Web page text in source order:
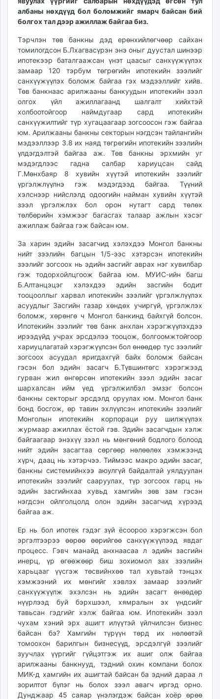
asu.mn
shudarga.mn
shuurhai.mn
unuudur.mn
isee.mn
mglradio.com
fact.mn
itoim.mn
tumen.mn
shuum.mn
times.mn
tvmongolia.mn
mass.mn
unegui.mn
assa.mn
toim.mn
tac.mn
paparazzi.mn
албаны нөхдүүд бол боломжийг ямарч байсан бий
болгох тал дээр ажиллаж байгаа биз.
Тэрчлэн төв банкны дэд ерөнхийлөгчөөр сайхан
томилогдсон Б.Лхагвасүрэн энэ оныг дуустал шинээр
ипотекээр баталгаажсан үнэт цаасыг санхүүжүүлэх
замаар 120 тэрбум төгрөгийн ипотекийн зээлийг
санхүүжүүлэх боломж байгаа гэх мэдээллийг хийв.
Төв банкнаас арилжааны банкуудын ипотекийн зээл
олгох үйл ажиллагаанд шалгалт хийхтэй
холбоотойгоор наймдугаар сард ипотекийн
санхүүжилтийг түр хугацаагаар зогсоосон гэж байгаа
юм. Арилжааны банкны секторын нэгдсэн тайлангийн
мэдээллээр 3.8 их наяд төгрөгийн ипотекийн зээлийн
үлдэгдэлтэй байгаа аж. Төв банкны эрхмийн уг
мэдэгдлээс гадна салбар хариуцсан сайд
Г.Мөнхбаяр 8 хувийн хүүтэй ипотекийн зээлийг
үргэлжлүүлнэ гэж мэдэгдээд байгаа. Түүний
хэлснээр нийслэлд одоогийн найман хувийн хүүтэй
зээл үргэлжлэх бол орон нутагт сард төлөх
төлбөрийн хэмжээг багасгах талаар ажлын хэсэг
ажиллаж байгаа гэж байсан юм.
За харин эдийн засагчид хэлэхдээ Монгол банкны
нийт зээлийн багцын 1/5-ээс хэтэрсэн ипотекийн
зээлийг зогсоох нь эдийн засгийг аврах нэг хувилбар
гэж тодорхойлцгоож байгаа юм. МУИС-ийн багш
Б.Алтанцэцэг хэлэхдээ эдийн засгийн бодит
тооцооллыг харвал ипотекийн зээлийг үргэлжлүүлэх
асуудлыг Засгийн газар хөндөх учиргүй, үргэлжлэх
боломж, хөрөнгө ч Монгол банкинд байхгүй болсон.
Ипотекийн зээлийг төв банк анхлан хэрэгжүүлэхдээ
ирээдүйд учрах эрсдэлээ тооцож, болгоомжтойгоор
хариуцлагатай хэрэгжүүлсэн бол өнөөдөр тус зээлийг
зогсоох асуудал яригдахгүй байх боломж байсан
гэсэн бол эдийн засагч Б.Түвшинтөгс хэрэгжээд
гурван жил өнгөрсөн ипотекийн зээл эдийн засаг
шархалсан ийм үед үргэлжилбэл эмзэг болсон
банкны секторыг эрсдэлд оруулах юм. Монгол банк
бонд босгож, өр тавин эхлүүлсэн ипотекийн зээлийг
Монголын ипотекийн корпораци руу шилжүүлэх
журмаар ажиллах ёстой гэв. Эдийн засагчдын хэлж
байгаагаар энэхүү зээл нь мөнгөний бодлого болоод
нийт эдийн засагтаа сөргөөр нөлөөлөх хэмжээнд
хүрч, даац нь хэтэрчээ. Тиймээс макро эдийн засаг,
банкны системийнхээ аюулгүй байдалтай уялдуулан
ипотекийн зээлийг сааруулах, түр зогсоох гарц нь
эдийн засгийнхаа хувьд хамгийн зөв зам гэсэн
нэгдсэн ойлголцолд олон эдийн засагчид хүрээд
байгаа аж.
Ер нь бол ипотек гэдэг зүй ёсоороо хэрэгжсэн бол
эргэлтээрээ өөрөө өөрийгөө санхүүжүүлээд явдаг
процесс. Гэвч манайд анхнаасаа л эдийн засгийн
инерц, үр өгөөжөөр биш зохиомол зах зээлийн
харьцааг үүсгэж төсвийнхөө тал хувьтай тэнцэх
хэмжээний их мөнгийг хэвлэх замаар зээлийг
санхүүжүүлж эхэлсэн нь эдийн засагт өнөөдөр
нүүрлээд буй бэрхшээл, хямралын эх үндсийг
тавьсан гэдгийг хэлж байгаа юм. Ипотекийн зээл
чухам хэний эрх ашигт илүүтэй үйлчилсэн бизнес
байсан бэ? Хамгийн түрүүн төрд их нөлөөтэй
томоохон барилгын бизнесүүд, эрсдэлгүй зээлийг
зуучлах үүргийг гүйцэтгэж их ашиг олж байгаа
арилжааны банкнууд, тэдний охин компани болох
МИК-д хамгийн их ашигтай байсан ба эдний дараа л
зорилтот бүлэг нь болох зээл авагч иргэд орно.
Дунджаар 45 саяар үнэлэгдэж байсан хоёр өрөө